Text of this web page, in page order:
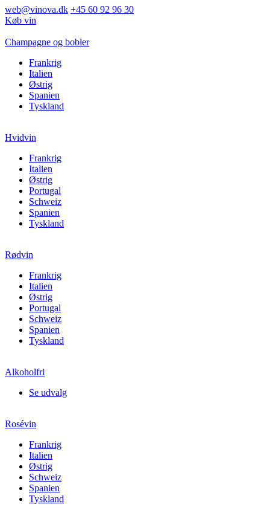
web@vinova.dk +45 60 92 96 30
Køb vin
Champagne og bobler
Frankrig
Italien
Østrig
Spanien
Tyskland
Hvidvin
Frankrig
Italien
Østrig
Portugal
Schweiz
Spanien
Tyskland
Rødvin
Frankrig
Italien
Østrig
Portugal
Schweiz
Spanien
Tyskland
Alkoholfri
Se udvalg
Rosévin
Frankrig
Italien
Østrig
Schweiz
Spanien
Tyskland